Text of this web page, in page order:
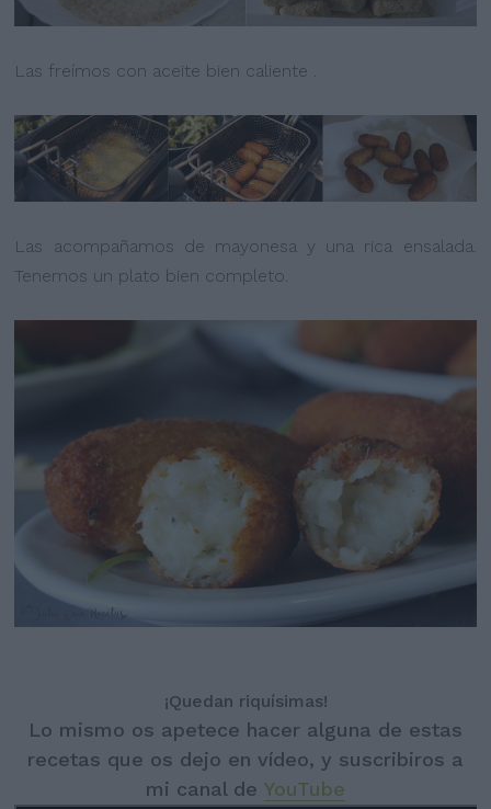
Las freímos con aceite bien caliente .
Las acompañamos de mayonesa y una rica ensalada.
Tenemos un plato bien completo.
¡Quedan riquísimas!
Lo mismo os apetece hacer alguna de estas
recetas que os dejo en vídeo, y suscribiros a
mi canal de YouTube